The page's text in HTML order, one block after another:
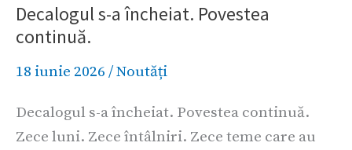
Decalogul s-a încheiat. Povestea
continuă.
18 iunie 2026 /Noutăți
Decalogul s-a încheiat. Povestea continuă.
Zece luni. Zece întâlniri. Zece teme care au
a
încheiat.
Povestea